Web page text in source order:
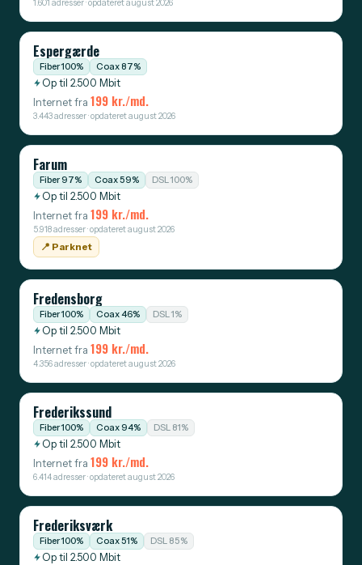
1.601 adresser · opdateret august 2026
Espergærde
Fiber 100% Coax 87%
Op til 2.500 Mbit
Internet fra 199 kr./md.
3.443 adresser · opdateret august 2026
Farum
Fiber 97% Coax 59% DSL 100%
Op til 2.500 Mbit
Internet fra 199 kr./md.
5.918 adresser · opdateret august 2026
📍️ Parknet
Fredensborg
Fiber 100% Coax 46% DSL 1%
Op til 2.500 Mbit
Internet fra 199 kr./md.
4.356 adresser · opdateret august 2026
Frederikssund
Fiber 100% Coax 94% DSL 81%
Op til 2.500 Mbit
Internet fra 199 kr./md.
6.414 adresser · opdateret august 2026
Frederiksværk
Fiber 100% Coax 51% DSL 85%
Op til 2.500 Mbit